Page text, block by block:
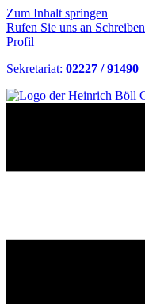
Zum Inhalt springen
Rufen Sie uns an
Profil
Sekretariat: 02227 / 91490